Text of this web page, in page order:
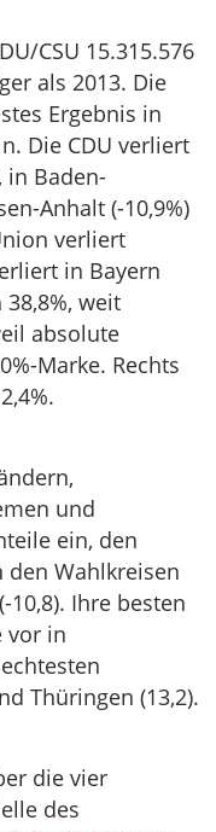
CSU 15.315.576
als 2013. Die
Ergebnis in
Die CDU verliert
in Baden-
Anhalt (-10,9%)
verliert
in Bayern
weit
absolute
Marke. Rechts
und
ein, den
Wahlkreisen
10,8). Ihre besten
vor in
Thüringen (13,2).
die vier
des